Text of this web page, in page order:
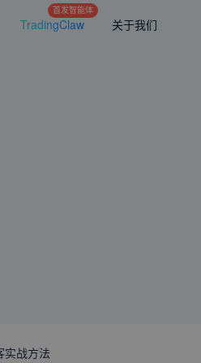
TradingClaw
首发智能体
关于我们
实战方法